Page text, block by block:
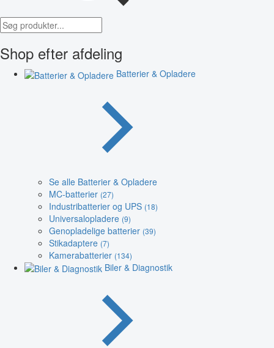
Shop efter afdeling
Batterier & Opladere
Se alle Batterier & Opladere
MC-batterier (27)
Industribatterier og UPS (18)
Universalopladere (9)
Genopladelige batterier (39)
Stikadaptere (7)
Kamerabatterier (134)
Biler & Diagnostik